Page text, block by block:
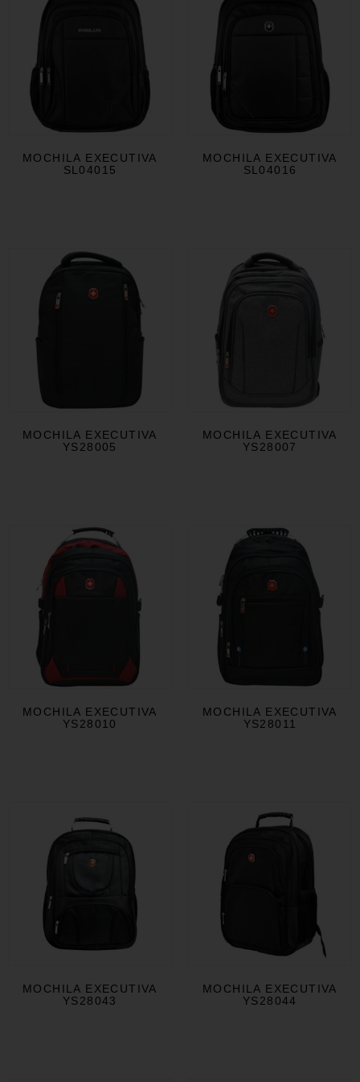
MOCHILA EXECUTIVA
SL04015
MOCHILA EXECUTIVA
SL04016
MOCHILA EXECUTIVA
YS28005
MOCHILA EXECUTIVA
YS28007
MOCHILA EXECUTIVA
YS28010
MOCHILA EXECUTIVA
YS28011
MOCHILA EXECUTIVA
YS28043
MOCHILA EXECUTIVA
YS28044